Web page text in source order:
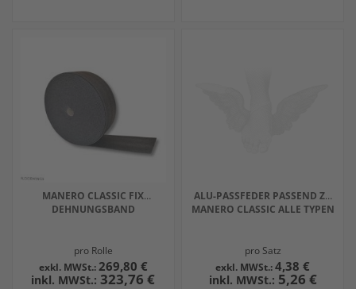
MANERO CLASSIC FIX
DEHNUNGSBAND
pro Rolle
323,76 €
269,80 €
ALU-PASSFEDER PASSEND ZU
MANERO CLASSIC ALLE TYPEN
pro Satz
5,26 €
4,38 €